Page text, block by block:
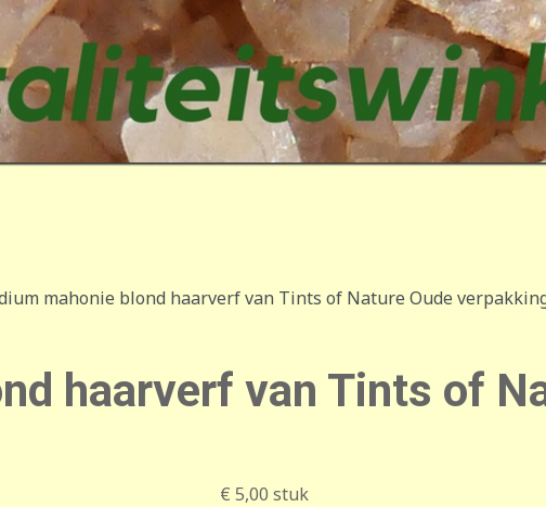
mahonie blond haarverf van Tints of Nature Oude
haarverf van Tints of
€ 5,00 stuk